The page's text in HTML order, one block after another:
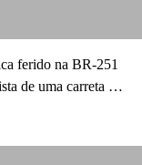
ferido na BR-251
de uma carreta …